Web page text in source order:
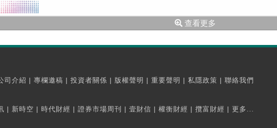
查看更多
司介紹 | 專欄邀稿 | 投資者關係 | 版權聲明 | 重要聲明 | 私隱政策 | 聯絡我們
| 新時空 | 時代財經 | 證券市場周刊 | 壹財信 | 權衡財經 | 攬富財經 | 更多...